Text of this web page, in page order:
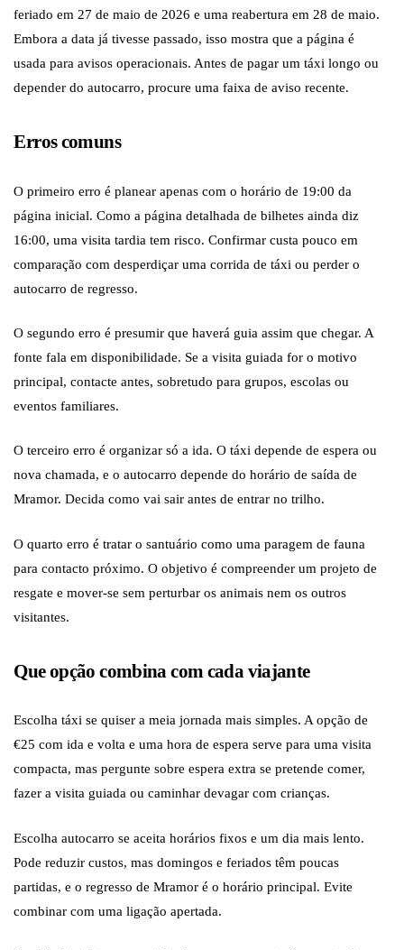
feriado em 27 de maio de 2026 e uma reabertura em 28 de maio.
Embora a data já tivesse passado, isso mostra que a página é
usada para avisos operacionais. Antes de pagar um táxi longo ou
depender do autocarro, procure uma faixa de aviso recente.
Erros comuns
O primeiro erro é planear apenas com o horário de 19:00 da
página inicial. Como a página detalhada de bilhetes ainda diz
16:00, uma visita tardia tem risco. Confirmar custa pouco em
comparação com desperdiçar uma corrida de táxi ou perder o
autocarro de regresso.
O segundo erro é presumir que haverá guia assim que chegar. A
fonte fala em disponibilidade. Se a visita guiada for o motivo
principal, contacte antes, sobretudo para grupos, escolas ou
eventos familiares.
O terceiro erro é organizar só a ida. O táxi depende de espera ou
nova chamada, e o autocarro depende do horário de saída de
Mramor. Decida como vai sair antes de entrar no trilho.
O quarto erro é tratar o santuário como uma paragem de fauna
para contacto próximo. O objetivo é compreender um projeto de
resgate e mover-se sem perturbar os animais nem os outros
visitantes.
Que opção combina com cada viajante
Escolha táxi se quiser a meia jornada mais simples. A opção de
€25 com ida e volta e uma hora de espera serve para uma visita
compacta, mas pergunte sobre espera extra se pretende comer,
fazer a visita guiada ou caminhar devagar com crianças.
Escolha autocarro se aceita horários fixos e um dia mais lento.
Pode reduzir custos, mas domingos e feriados têm poucas
partidas, e o regresso de Mramor é o horário principal. Evite
combinar com uma ligação apertada.